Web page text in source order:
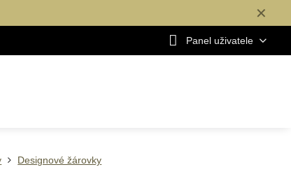
✕
Panel uživatele
Designové žárovky